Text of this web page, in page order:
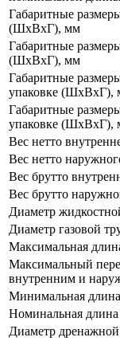
Габаритные
(ШxВxГ), мм
Габаритные
(ШxВxГ), мм
Габаритные
упаковке (ШxВxГ),
Габаритные
упаковке (ШxВxГ),
Вес нетто
Вес нетто
Вес брутто
Вес брутто
Диаметр
Диаметр газовой
Максимальная
Максимальный
внутренним и
Минимальная
Номинальная
Диаметр